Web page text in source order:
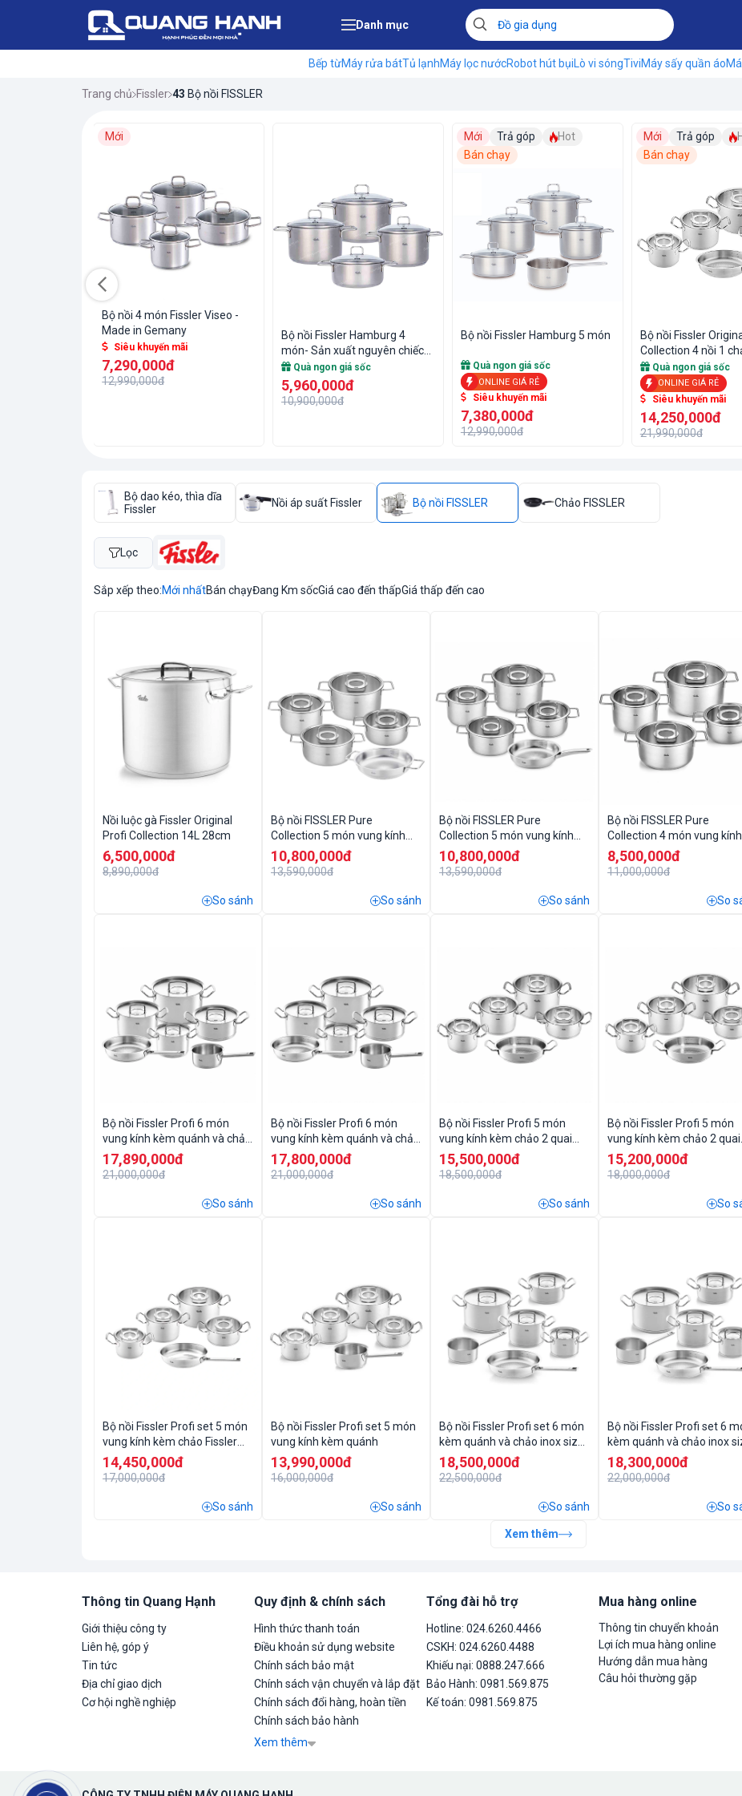
Danh mục
Bếp từMáy rửa bátTủ lạnhMáy lọc nướcRobot hút bụiLò vi sóngTiviMáy sấy quần áo
Trang chủ Fissler 43 Bộ nồi FISSLER
Mới
Bộ nồi 4 món Fissler Viseo -
Made in Gemany
Siêu khuyến mãi
7,290,000đ
12,990,000đ
Bộ nồi Fissler Hamburg 4
món- Sản xuất nguyên chiếc
tại Đức
Quà ngon giá sốc
5,960,000đ
10,900,000đ
Mới Trả góp
Hot
Bán chạy
Bộ nồi Fissler Hamburg 5 món
Quà ngon giá sốc
ONLINE GIÁ RẺ
Siêu khuyến mãi
7,380,000đ
12,990,000đ
Mới Trả góp
Bán chạy
Bộ nồi Fissler
Collection 4 nồi 1
Quà ngon giá sốc
ONLINE GIÁ RẺ
Siêu khuyến mãi
14,250,000đ
21,990,000đ
Bộ dao kéo, thìa dĩa
Fissler
Nồi áp suất Fissler Bộ nồi FISSLER Chảo FISSLER
Lọc
Sắp xếp theo:Mới nhấtBán chạyĐang Km sốcGiá cao đến thấpGiá thấp đến cao
Nồi luộc gà Fissler Original
Profi Collection 14L 28cm
6,500,000đ
8,890,000đ
So sánh
Bộ nồi FISSLER Pure
Collection 5 món vung kính
kèm chảo 2 quai 24cm
10,800,000đ
13,590,000đ
So sánh
Bộ nồi FISSLER Pure
Collection 5 món vung kính
kèm chảo thép 24cm
10,800,000đ
13,590,000đ
So sánh
Bộ nồi FISSLER Pure
Collection 4 món vung kính
8,500,000đ
11,000,000đ
So
Bộ nồi Fissler Profi 6 món
vung kính kèm quánh và chảo
inox 28cm
17,890,000đ
21,000,000đ
So sánh
Bộ nồi Fissler Profi 6 món
vung kính kèm quánh và chảo
inox 24cm
17,800,000đ
21,000,000đ
So sánh
Bộ nồi Fissler Profi 5 món
vung kính kèm chảo 2 quai
28cm
15,500,000đ
18,500,000đ
So sánh
Bộ nồi Fissler Profi 5 món
vung kính kèm chảo 2 quai
24cm
15,200,000đ
18,000,000đ
So
Bộ nồi Fissler Profi set 5 món
vung kính kèm chảo Fissler
Profi tổ ong size 24cm
14,450,000đ
17,000,000đ
So sánh
Bộ nồi Fissler Profi set 5 món
vung kính kèm quánh
13,990,000đ
16,000,000đ
So sánh
Bộ nồi Fissler Profi set 6 món
kèm quánh và chảo inox size
28cm vung inox
18,500,000đ
22,500,000đ
So sánh
Bộ nồi Fissler Profi set 6
kèm quánh và chảo inox
24cm vung inox
18,300,000đ
22,000,000đ
So
Xem thêm
Thông tin Quang Hạnh
Giới thiệu công ty
Liên hệ, góp ý
Tin tức
Địa chỉ giao dịch
Cơ hội nghề nghiệp
Quy định & chính sách
Hình thức thanh toán
Điều khoản sử dụng website
Chính sách bảo mật
Chính sách vận chuyển và lắp đặt
Chính sách đổi hàng, hoàn tiền
Chính sách bảo hành
Xem thêm
Tổng đài hỗ trợ
Hotline: 024.6260.4466
CSKH: 024.6260.4488
Khiếu nại: 0888.247.666
Bảo Hành: 0981.569.875
Kế toán: 0981.569.875
Mua hàng online
Thông tin chuyển khoản
Lợi ích mua hàng online
Hướng dẫn mua hàng
Câu hỏi thường gặp